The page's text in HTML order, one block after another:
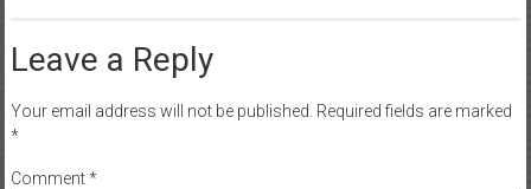
Leave a Reply
Your email address will not be published. Required fields are marked
*
Comment*